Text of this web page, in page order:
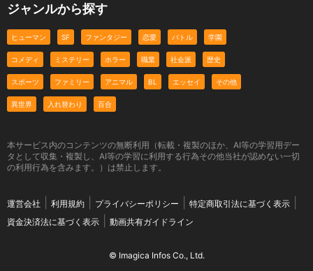
ジャンルから探す
ヒューマン SF ファンタジー 恋愛 バトル 学園
コメディ ミステリー ホラー 職業 社会派 歴史
スポーツ ファミリー アニマル BL エッセイ その他
異世界 入れ替わり 百合
本サービス内のコンテンツの無断利用（転載・複製のほか、AI等の学習用デー
タとして収集・複製し、AI等の学習に利用する行為その他当社が認めない一切
の利用行為を含みます。）は禁止します。
運営会社 利用規約 プライバシーポリシー
特定商取引法に基づく表示
資金決済法に基づく表示
動画共有ガイドライン
© Imagica Infos Co., Ltd.